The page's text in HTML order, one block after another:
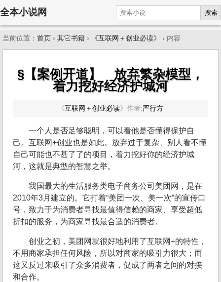
全本小说网 搜索
当前位置： 首页 › 其它书籍 › 《互联网＋创业必读》 › 内容
§【案例开道】 放弃繁杂模型，
着力挖好经济护城河
《互联网＋创业必读》 作者:严行方
一个人是否足够聪明，可以看他是否懂得保护自
己。互联网+创业也是如此。放弃过于复杂、别人看不懂
自己可能也不甚了了的项目，着力挖好你的经济护城
河，这就是典型的智慧之举。
我国最大的生活服务类电子商务公司美团网，是在
2010年3月建立的。它打着“美团一次、美一次”的宣传口
号，致力于为消费者寻找最值得信赖的商家、享受超低
折扣的服务，为商家寻找最合适的消费者。
创业之初，美团网就很好地利用了互联网+的特性，
不用商家承担任何风险，所以对商家的吸引力很大；而
这又反过来吸引了众多消费者，促成了两者之间的对接
和合作。